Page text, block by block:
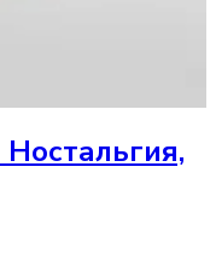
Ностальгия,